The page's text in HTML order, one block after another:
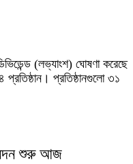
(লভ্যাংশ) ঘোষণা করেছে
প্রতিষ্ঠান। প্রতিষ্ঠানগুলো ৩১
শুরু আজ